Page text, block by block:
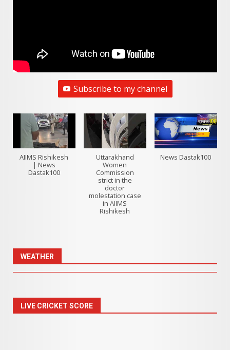
Subscribe to my channel
AIIMS Rishikesh
| News
Dastak100
Uttarakhand
Women
Commission
strict in the
doctor
molestation case
in AIIMS
Rishikesh
News Dastak100
WEATHER
LIVE CRICKET SCORE